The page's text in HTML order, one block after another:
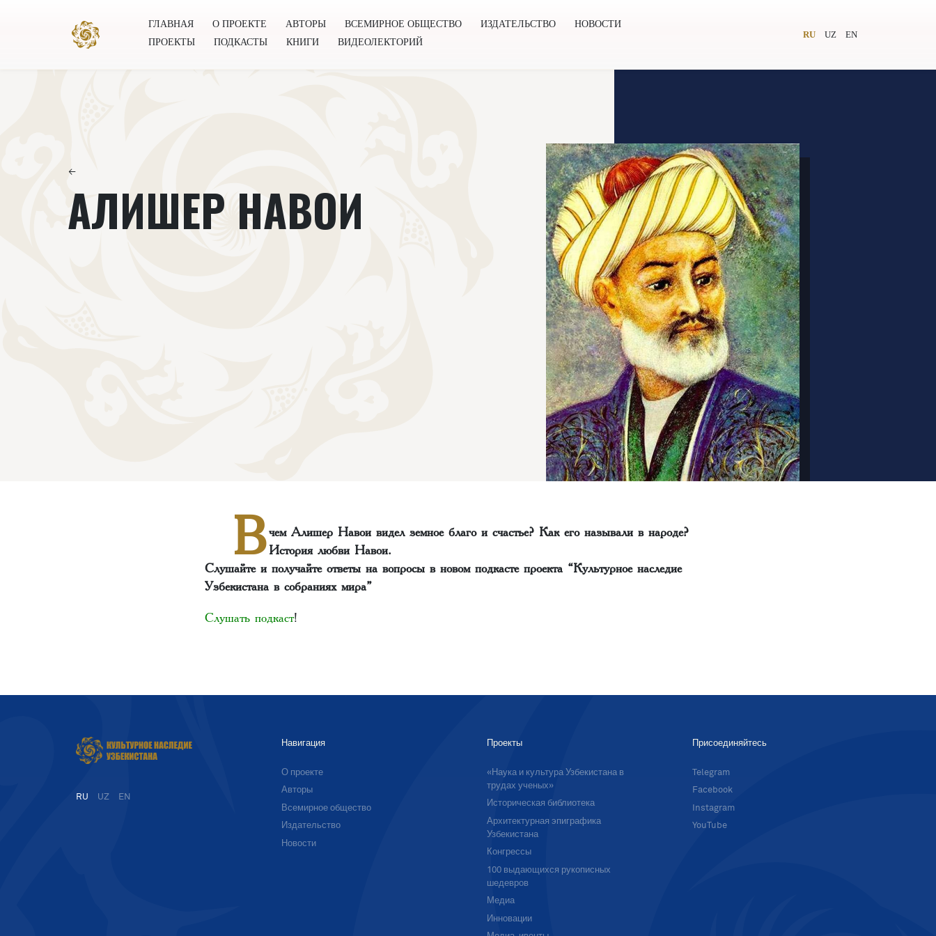
ГЛАВНАЯ О ПРОЕКТЕ АВТОРЫ ВСЕМИРНОЕ ОБЩЕСТВО ИЗДАТЕЛЬСТВО
НОВОСТИ
ПРОЕКТЫ
ПОДКАСТЫ КНИГИ ВИДЕОЛЕКТОРИЙ
RU UZ EN
←
АЛИШЕР НАВОИ
Вчем Алишер Навои видел земное благо и счастье? Как его называли в народе?
История любви Навои.
Слушайте и получайте ответы на вопросы в новом подкасте проекта “Культурное наследие
Узбекистана в собраниях мира”
Слушать подкаст!
RU UZ EN
Навигация
О проекте
Авторы
Всемирное общество
Издательство
Новости
Проекты
«Наука и культура Узбекистана в
трудах ученых»
Историческая библиотека
Архитектурная эпиграфика
Узбекистана
Конгрессы
100 выдающихся рукописных
шедевров
Медиа
Инновации
Присоединяйтесь
Telegram
Facebook
Instagram
YouTube